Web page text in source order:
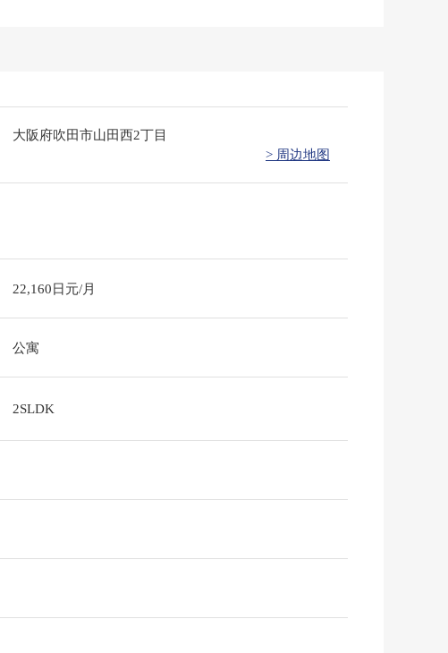
大阪府吹田市山田西2丁目
> 周边地图
22,160日元/月
公寓
2SLDK